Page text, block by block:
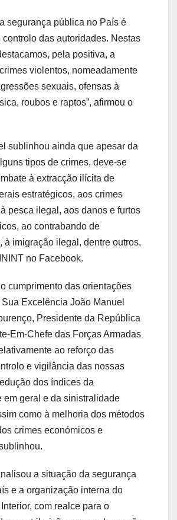
segurança pública no País é
controlo das autoridades. Nestas
pela positiva, a
violentos, nomeadamente
sexuais, ofensas à
roubos e raptos”, afirmou o
sublinhou ainda que apesar da
tipos de crimes, deve-se
à extracção ilícita de
estratégicos, aos crimes
pesca ilegal, aos danos e furtos
ao contrabando de
à imigração ilegal, dentre outros,
no Facebook.
cumprimento das orientações
Excelência João Manuel
Presidente da República
Em-Chefe das Forças Armadas
ao reforço das
e vigilância das nossas
dos índices da
em geral e da sinistralidade
como à melhoria dos métodos
crimes económicos e
a situação da segurança
e a organização interna do
com realce para o